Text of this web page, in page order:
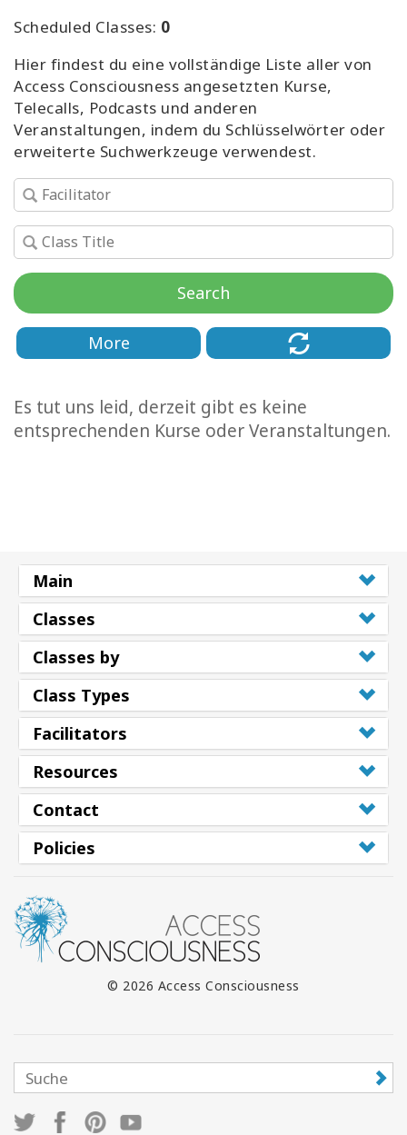
More
Neuigkeiten
KONTAKT
Scheduled Classes: 0
Hier findest du eine vollständige Liste aller von
Access Consciousness angesetzten Kurse,
Telecalls, Podcasts und anderen
Veranstaltungen, indem du Schlüsselwörter oder
erweiterte Suchwerkzeuge verwendest.
Search
More
Es tut uns leid, derzeit gibt es keine
entsprechenden Kurse oder Veranstaltungen.
Main
Classes
Classes by
Class Types
Facilitators
Resources
Contact
Policies
© 2026 Access Consciousness